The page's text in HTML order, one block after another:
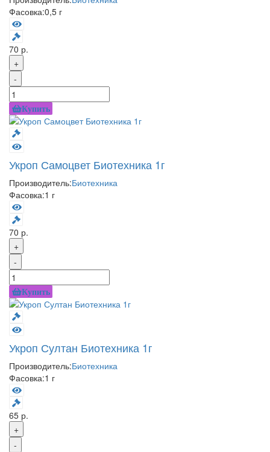
Фасовка:0,5 г
70 р.
+
-
Купить
Укроп Самоцвет Биотехника 1г
Производитель:Биотехника
Фасовка:1 г
70 р.
+
-
Купить
Укроп Султан Биотехника 1г
Производитель:Биотехника
Фасовка:1 г
65 р.
+
-